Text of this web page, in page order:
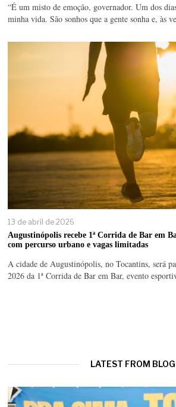
“É um misto de emoção, governador. Um dos
minha vida. São sonhos que a gente sonha e, às
13 de abril de 2026
Augustinópolis recebe 1ª Corrida de Bar em
com percurso urbano e vagas limitadas
A cidade de Augustinópolis, no Tocantins, será
2026 da 1ª Corrida de Bar em Bar, evento
LATEST FROM BLOG